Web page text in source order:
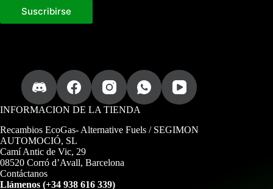
Suscribirse
INFORMACION DE LA TIENDA
Recambios EcoGas- Alternative Fuels / SEGIMON
AUTOMOCIÓ, SL
Camí Antic de Vic, 29
08520 Corró d’Avall, Barcelona
Contáctanos
Llámenos (+34 938 616 339)